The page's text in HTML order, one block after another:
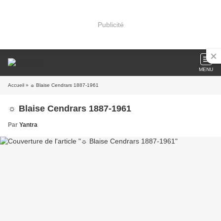
Publicité
MENU
Accueil » ☼ Blaise Cendrars 1887-1961
☼ Blaise Cendrars 1887-1961
Par Yantra